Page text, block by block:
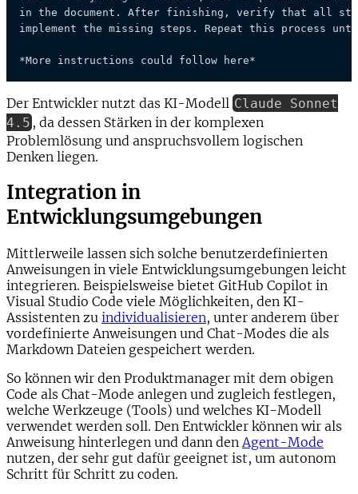
in the document. After finishing, verify that all
implement the missing steps. Repeat this process
*More instructions could follow here*
Der Entwickler nutzt das KI-Modell Claude Sonnet
4.5, da dessen Stärken in der komplexen
Problemlösung und anspruchsvollem logischen
Denken liegen.
Integration in
Entwicklungsumgebungen
Mittlerweile lassen sich solche benutzerdefinierten
Anweisungen in viele Entwicklungsumgebungen leicht
integrieren. Beispielsweise bietet GitHub Copilot in
Visual Studio Code viele Möglichkeiten, den KI-
Assistenten zu individualisieren, unter anderem über
vordefinierte Anweisungen und Chat-Modes die als
Markdown Dateien gespeichert werden.
So können wir den Produktmanager mit dem obigen
Code als Chat-Mode anlegen und zugleich festlegen,
welche Werkzeuge (Tools) und welches KI-Modell
verwendet werden soll. Den Entwickler können wir als
Anweisung hinterlegen und dann denAgent-Mode
nutzen, der sehr gut dafür geeignet ist, um autonom
Schritt für Schritt zu coden.